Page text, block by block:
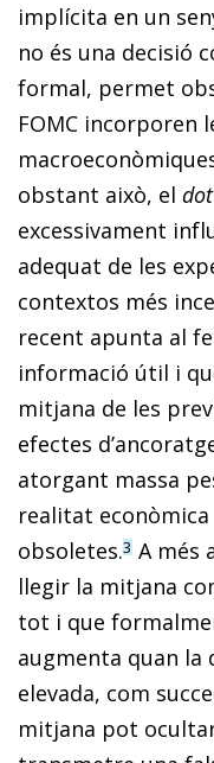
implícita en un
no és una decisió
formal, permet
FOMC incorporen
obstant això, el
excessivament
adequat de les
contextos més
recent apunta al
informació útil i
mitjana de les
efectes
atorgant massa
realitat
obsoletes.3 A més
llegir la mitjana
tot i que
augmenta quan la
elevada, com
mitjana pot